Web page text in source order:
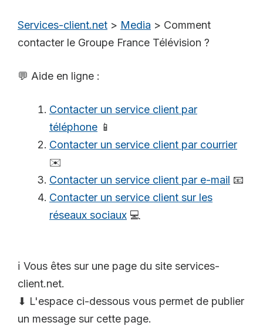
Services-client.net > Media > Comment
contacter le Groupe France Télévision ?
💬 Aide en ligne :
Contacter un service client par
téléphone 📱
Contacter un service client par courrier
✉️
Contacter un service client par e-mail 📧
Contacter un service client sur les
réseaux sociaux 💻
ℹ️ Vous êtes sur une page du site services-
client.net.
⬇ L'espace ci-dessous vous permet de publier
un message sur cette page.